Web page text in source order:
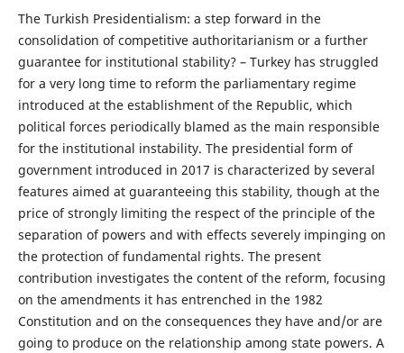
The Turkish Presidentialism: a step forward in the
consolidation of competitive authoritarianism or a further
guarantee for institutional stability? – Turkey has struggled
for a very long time to reform the parliamentary regime
introduced at the establishment of the Republic, which
political forces periodically blamed as the main responsible
for the institutional instability. The presidential form of
government introduced in 2017 is characterized by several
features aimed at guaranteeing this stability, though at the
price of strongly limiting the respect of the principle of the
separation of powers and with effects severely impinging on
the protection of fundamental rights. The present
contribution investigates the content of the reform, focusing
on the amendments it has entrenched in the 1982
Constitution and on the consequences they have and/or are
going to produce on the relationship among state powers. A